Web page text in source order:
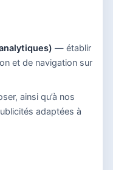
— établir
et de navigation sur
ainsi qu’à nos
adaptées à